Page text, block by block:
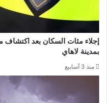
إجلاء مئات السكان بعد
بمدينة لاهاي
منذ 3 أسابيع